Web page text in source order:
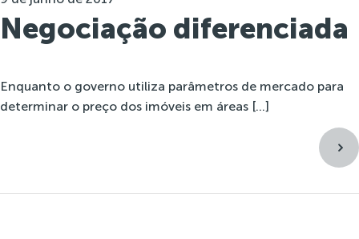
Negociação diferenciada
Enquanto o governo utiliza parâmetros de mercado para
determinar o preço dos imóveis em áreas […]